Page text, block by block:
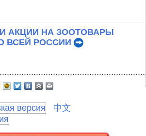
АКЦИИ НА ЗООТОВАРЫ
ВСЕЙ РОССИИ
中文